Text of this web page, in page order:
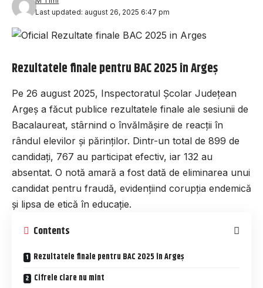
Last updated: august 26, 2025 6:47 pm
Rezultatele finale pentru BAC 2025 în Argeș
Pe 26 august 2025, Inspectoratul Școlar Județean
Argeș a făcut publice rezultatele finale ale sesiunii de
Bacalaureat, stârnind o învălmășire de reacții în
rândul elevilor și părinților. Dintr-un total de 899 de
candidați, 767 au participat efectiv, iar 132 au
absentat. O notă amară a fost dată de eliminarea unui
candidat pentru fraudă, evidențiind corupția endemică
și lipsa de etică în educație.
Contents
Rezultatele finale pentru BAC 2025 în Argeș
Cifrele clare nu mint